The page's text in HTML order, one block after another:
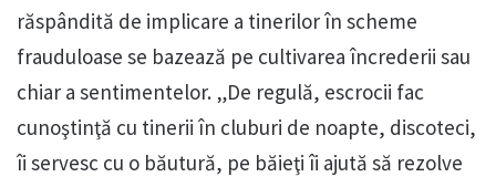
răspândită de implicare a tinerilor în scheme
frauduloase se bazează pe cultivarea încrederii sau
chiar a sentimentelor. „De regulă, escrocii fac
cunoştinţă cu tinerii în cluburi de noapte, discoteci,
îi servesc cu o băutură, pe băieţi îi ajută să rezolve